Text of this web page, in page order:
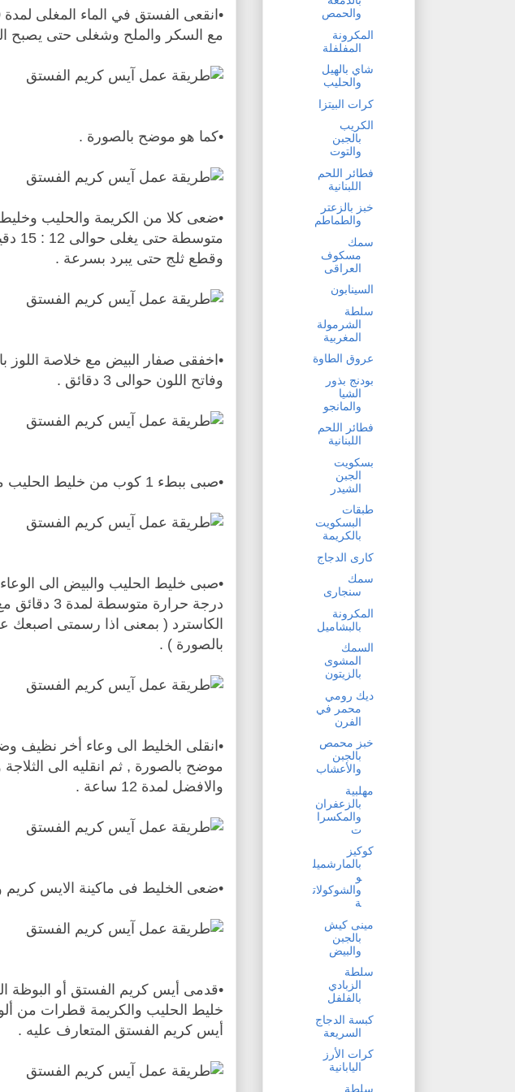
مع السكر والملح وشغلى حتى يصبح
•كما هو موضح بالصورة .
•ضعى كلا من الكريمة والحليب
وقطع ثلج حتى يبرد بسرعة .
•اخفقى صفار البيض مع خلاصة اللوز
وفاتح اللون حوالى 3 دقائق .
•صبى ببطء 1 كوب من خليط الحليب مع الخفق باستمرار .
•صبى خليط الحليب والبيض الى
درجة حرارة
الكاسترد ( بمعنى اذا رسمتى اصبعك
بالصورة ) .
والافضل لمدة 12 ساعة .
•ضعى الخليط فى ماكينة الايس كريم
•قدمى أيس كريم الفستق أو البوظة
خليط الحليب والكريمة قطرات من
أيس كريم الفستق المتعارف عليه .
والحمص
المكرونة
المفلفلة
شاي بالهيل
والحليب
كرات البيتزا
الكريب
بالجبن
والتوت
فطائر اللحم
اللبنانية
خبز بالزعتر
والطماطم
سمك
مسكوف
العراقى
السينابون
سلطة
الشرمولة
المغربية
عروق الطاوة
بودنج بذور
الشيا
والمانجو
فطائر اللحم
اللبنانية
بسكويت
الجبن
الشيدر
طبقات
البسكويت
بالكريمة
كارى الدجاج
سمك
سنجارى
المكرونة
بالبشاميل
السمك
المشوى
بالزيتون
ديك رومي
محمر في
الفرن
خبز محمص
بالجبن
والأعشاب
مهلبية
بالزعفران
والمكسرا
ت
كوكيز
بالمارشميل
و
والشوكولات
ة
مينى كيش
بالجبن
والبيض
سلطة
الزبادي
بالفلفل
كبسة الدجاج
السريعة
كرات الأرز
اليابانية
سلطة